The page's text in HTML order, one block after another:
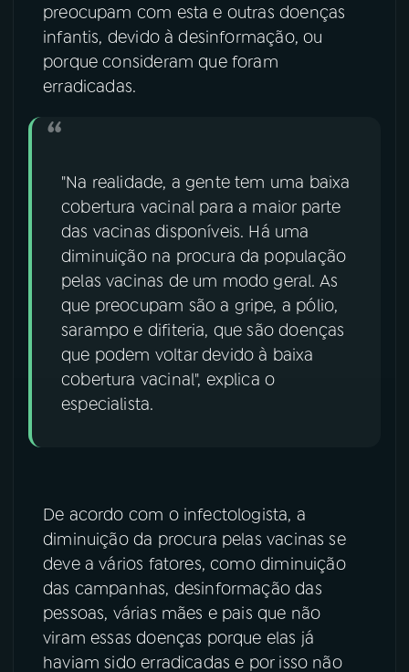
preocupam com esta e outras doenças
infantis, devido à desinformação, ou
porque consideram que foram
erradicadas.
"Na realidade, a gente tem uma baixa
cobertura vacinal para a maior parte
das vacinas disponíveis. Há uma
diminuição na procura da população
pelas vacinas de um modo geral. As
que preocupam são a gripe, a pólio,
sarampo e difiteria, que são doenças
que podem voltar devido à baixa
cobertura vacinal", explica o
especialista.
De acordo com o infectologista, a
diminuição da procura pelas vacinas se
deve a vários fatores, como diminuição
das campanhas, desinformação das
pessoas, várias mães e pais que não
viram essas doenças porque elas já
haviam sido erradicadas e por isso não